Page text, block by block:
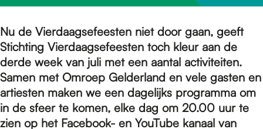
o
m
e
Nu de Vierdaagsefeesten niet door gaan, geeft
Stichting Vierdaagsefeesten toch kleur aan de
derde week van juli met een aantal activiteiten.
Samen met Omroep Gelderland en vele gasten en
artiesten maken we een dagelijks programma om
in de sfeer te komen, elke dag om 20.00 uur te
zien op het Facebook- en YouTube kanaal van